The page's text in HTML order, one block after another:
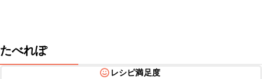
たべれぽ
レシピ満足度